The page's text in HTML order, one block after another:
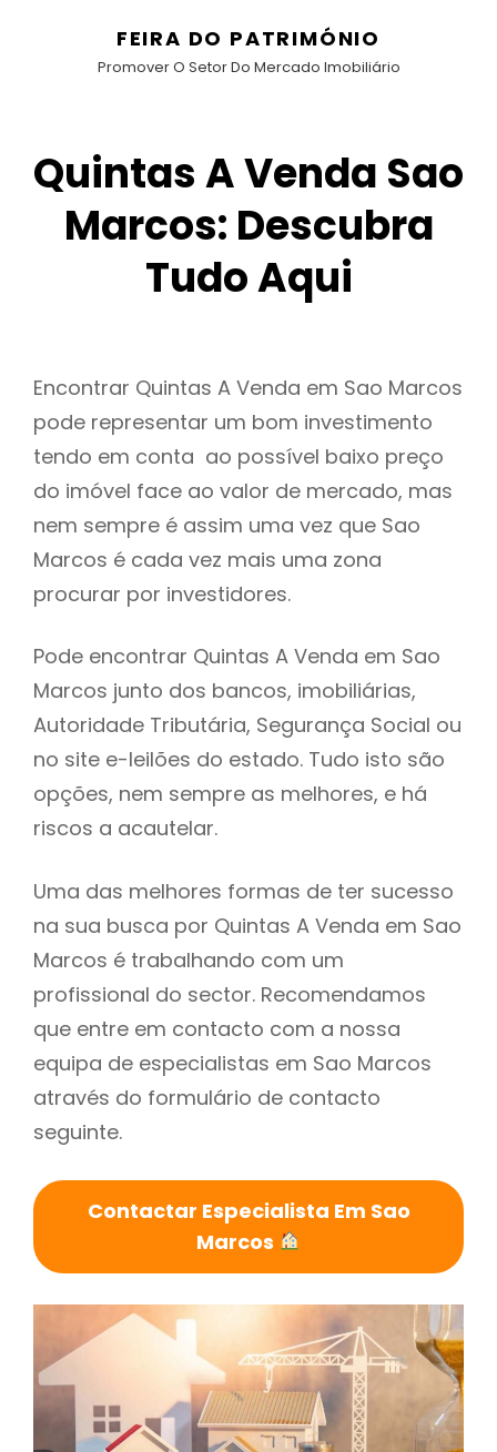
FEIRA DO PATRIMÓNIO
Promover O Setor Do Mercado Imobiliário
Quintas A Venda Sao
Marcos: Descubra
Tudo Aqui
Encontrar Quintas A Venda em Sao Marcos
pode representar um bom investimento
tendo em conta ao possível baixo preço
do imóvel face ao valor de mercado, mas
nem sempre é assim uma vez que Sao
Marcos é cada vez mais uma zona
procurar por investidores.
Pode encontrar Quintas A Venda em Sao
Marcos junto dos bancos, imobiliárias,
Autoridade Tributária, Segurança Social ou
no site e-leilões do estado. Tudo isto são
opções, nem sempre as melhores, e há
riscos a acautelar.
Uma das melhores formas de ter sucesso
na sua busca por Quintas A Venda em Sao
Marcos é trabalhando com um
profissional do sector. Recomendamos
que entre em contacto com a nossa
equipa de especialistas em Sao Marcos
através do formulário de contacto
seguinte.
Contactar Especialista Em Sao
Marcos